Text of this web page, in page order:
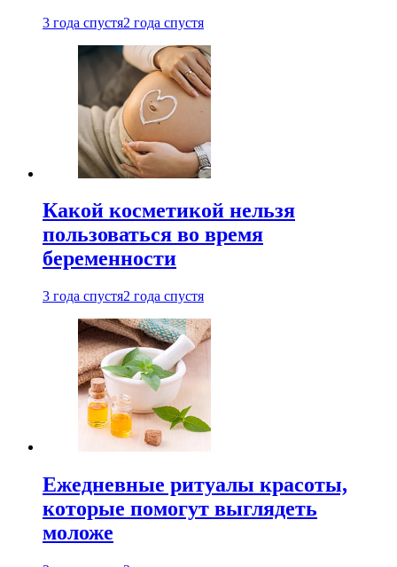
3 года спустя2 года спустя
Какой косметикой нельзя
пользоваться во время
беременности
3 года спустя2 года спустя
Ежедневные ритуалы красоты,
которые помогут выглядеть
моложе